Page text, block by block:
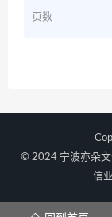
页数
© 2024 宁波亦朵文
信